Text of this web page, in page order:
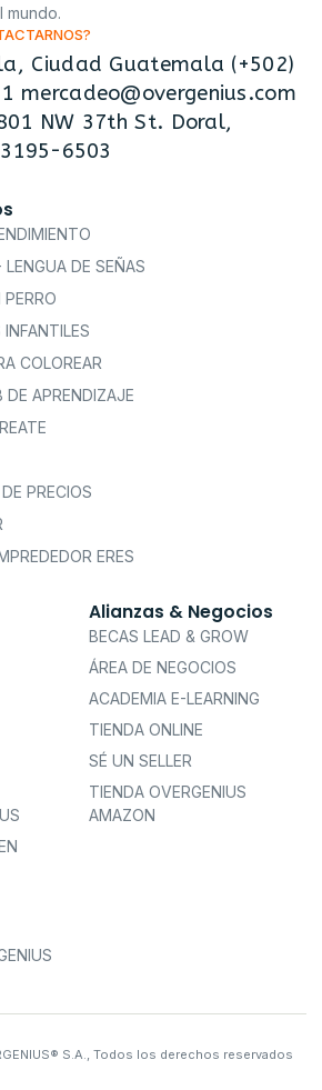
mundo.
Ciudad Guatemala (+502)
mercadeo@overgenius.com
NW 37th St. Doral,
6503
DE SEÑAS
COLOREAR
APRENDIZAJE
PRECIOS
ERES
Alianzas & Negocios
BECAS LEAD & GROW
ÁREA DE NEGOCIOS
ACADEMIA E-LEARNING
TIENDA ONLINE
SÉ UN SELLER
TIENDA OVERGENIUS
AMAZON
S.A., Todos los derechos reservados